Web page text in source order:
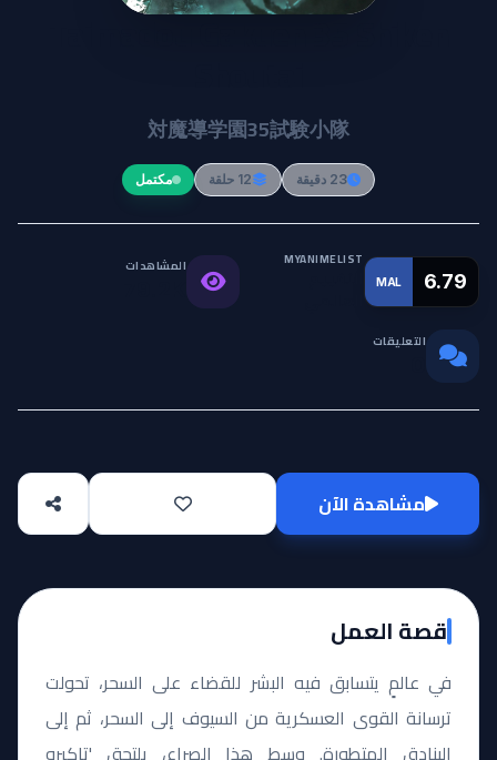
Taimadou Gakuen 35 Shiken
対魔導学園35試験小隊
23 دقيقة 12 حلقة مكتمل
MAL 6.79
MYANIMELIST المشاهدات
التعليقات
مشاهدة الآن
قصة العمل
في عالمٍ يتسابق فيه البشر للقضاء على السحر، تحولت
ترسانة القوى العسكرية من السيوف إلى السحر، ثم إلى